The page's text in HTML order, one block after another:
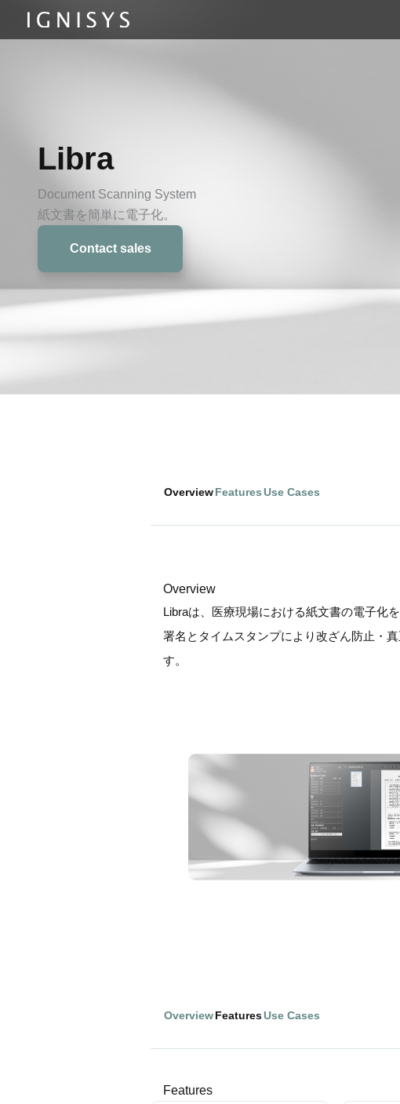
Libra
Document Scanning System
紙文書を簡単に電子化。
Contact sales
Overview FeaturesUse Cases
Overview
Libraは、医療現場における紙文書の電子化
署名とタイムスタンプにより改ざん防止・
す。
Overview FeaturesUse Cases
Features